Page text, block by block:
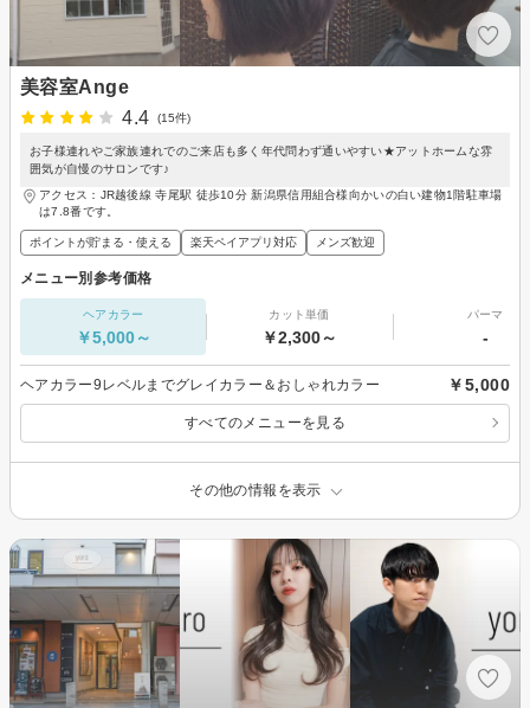
美容室Ange
4.4
(15件)
お子様連れやご家族連れでのご来店も多く年代問わず通いやすい★アットホームな雰
囲気が自慢のサロンです♪
アクセス：JR越後線 寺尾駅 徒歩10分 新潟県信用組合様向かいの白い建物1階駐車場
は7.8番です。
ポイントが貯まる・使える 楽天ペイアプリ対応 メンズ歓迎
メニュー別参考価格
ヘアカラー
￥5,000～
カット単価
￥2,300～
パーマ
-
ヘアカラー9レベルまでグレイカラー＆おしゃれカラー ￥5,000
すべてのメニューを見る
その他の情報を表示